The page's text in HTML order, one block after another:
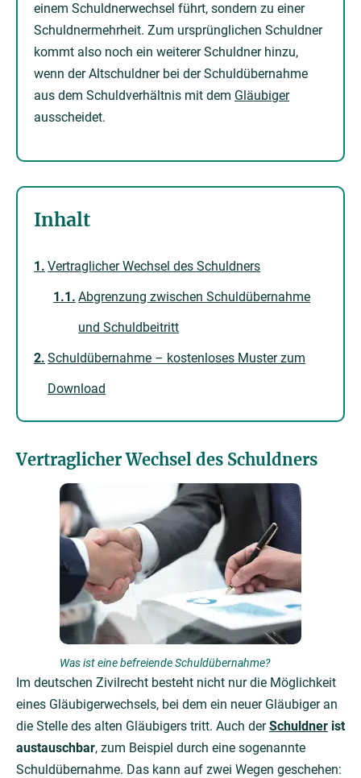
einem Schuldnerwechsel führt, sondern zu einer
Schuldnermehrheit. Zum ursprünglichen Schuldner
kommt also noch ein weiterer Schuldner hinzu,
wenn der Altschuldner bei der Schuldübernahme
aus dem Schuldverhältnis mit dem Gläubiger
ausscheidet.
Inhalt
Vertraglicher Wechsel des Schuldners
Abgrenzung zwischen Schuldübernahme
und Schuldbeitritt
Schuldübernahme – kostenloses Muster zum
Download
Vertraglicher Wechsel des Schuldners
Was ist eine befreiende Schuldübernahme?
Im deutschen Zivilrecht besteht nicht nur die Möglichkeit
eines Gläubigerwechsels, bei dem ein neuer Gläubiger an
die Stelle des alten Gläubigers tritt. Auch derSchuldner ist
austauschbar, zum Beispiel durch eine sogenannte
Schuldübernahme. Das kann auf zwei Wegen geschehen: